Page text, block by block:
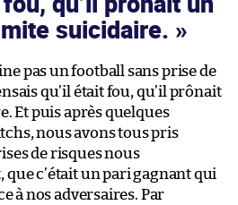
suicidaire.
pas un football sans prise de
qu’il était fou, qu’il prônait
Et puis après quelques
nous avons tous pris
de risques nous
c’était un pari gagnant qui
à nos adversaires. Par